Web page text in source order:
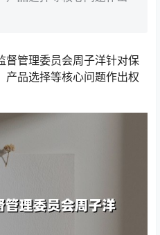
督管理委员会周子洋针对保
产品选择等核心问题作出权